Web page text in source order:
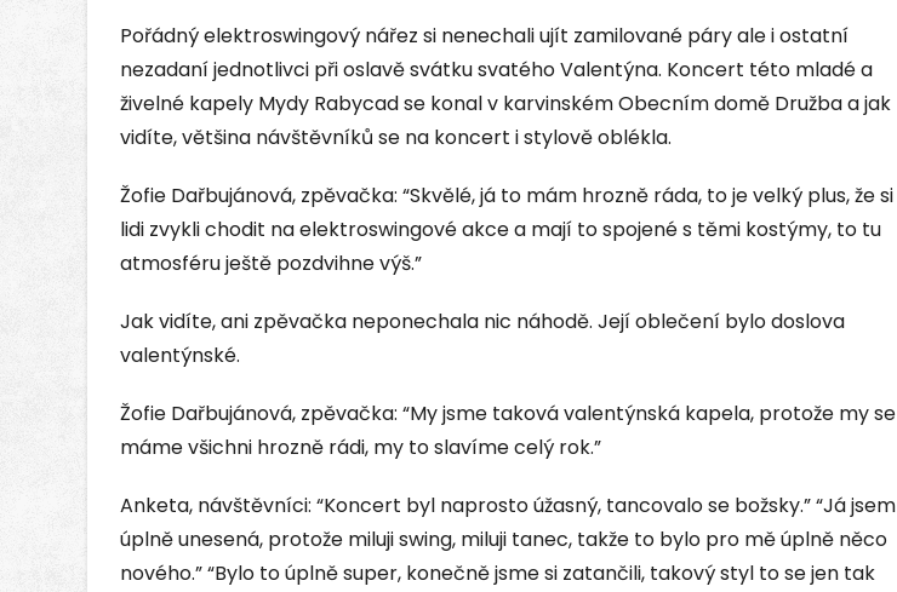
Pořádný elektroswingový nářez si nenechali ujít zamilované páry ale i ostatní
nezadaní jednotlivci při oslavě svátku svatého Valentýna. Koncert této mladé a
živelné kapely Mydy Rabycad se konal v karvinském Obecním domě Družba a jak
vidíte, většina návštěvníků se na koncert i stylově oblékla.
Žofie Dařbujánová, zpěvačka: “Skvělé, já to mám hrozně ráda, to je velký plus, že si
lidi zvykli chodit na elektroswingové akce a mají to spojené s těmi kostýmy, to tu
atmosféru ještě pozdvihne výš.”
Jak vidíte, ani zpěvačka neponechala nic náhodě. Její oblečení bylo doslova
valentýnské.
Žofie Dařbujánová, zpěvačka: “My jsme taková valentýnská kapela, protože my se
máme všichni hrozně rádi, my to slavíme celý rok.”
Anketa, návštěvníci: “Koncert byl naprosto úžasný, tancovalo se božsky.” “Já jsem
úplně unesená, protože miluji swing, miluji tanec, takže to bylo pro mě úplně něco
nového.” “Bylo to úplně super, konečně jsme si zatančili, takový styl to se jen tak